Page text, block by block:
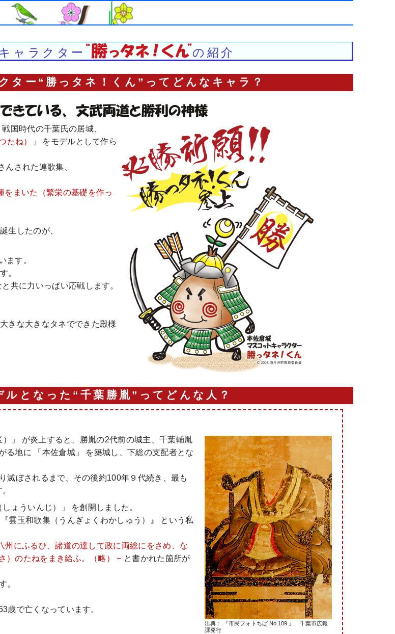
ャラクター の紹介
ター“勝っタネ！くん”ってどんなキャラ？
国時代の千葉氏の居城、
たね）」
をモデルとして作ら
んされた連歌集、
まいた（繁栄の基礎を作っ
生したのが、
ます。
。
共に力いっぱい応戦します。
きな大きなタネでできた殿様
ルとなった“千葉勝胤”ってどんな人？
」 が炎上すると、勝胤の2代前の城主、千葉輔胤
る地に 「本佐倉城」 を築城し、下総の支配者とな
滅ぼされるまで、その後約100年９代続き、最も
ょういんじ）」 を創開しました。
雲玉和歌集（うんぎょくわかしゅう）』 という私
にふるひ、諸道の達して政に両総にをさめ、な
）のたねをまき給ふ。（略） − と書かれた箇所が
。
歳で亡くなっています。
出典： 『市民フォトちば No.109 』 千葉市広報
課発行